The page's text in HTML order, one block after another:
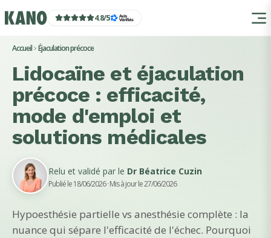
4.8/5
Accueil Éjaculation précoce
Lidocaïne et éjaculation
précoce : efficacité,
mode d'emploi et
solutions médicales
Relu et validé par le Dr Béatrice Cuzin
Publié le 18/06/2026· Mis à jour le 27/06/2026
Hypoesthésie partielle vs anesthésie complète : la
nuance qui sépare l'efficacité de l'échec. Pourquoi